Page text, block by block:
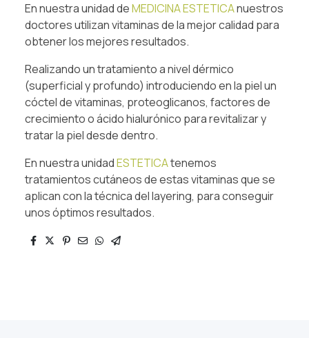
En nuestra unidad deMEDICINA ESTETICAnuestros
doctores utilizan vitaminas de la mejor calidad para
obtener los mejores resultados.
Realizando un tratamiento a nivel dérmico
(superficial y profundo) introduciendo en la piel un
cóctel de vitaminas, proteoglicanos, factores de
crecimiento o ácido hialurónico para revitalizar y
tratar la piel desde dentro.
En nuestra unidadESTETICAtenemos
tratamientos cutáneos de estas vitaminas que se
aplican con la técnica del layering, para conseguir
unos óptimos resultados.